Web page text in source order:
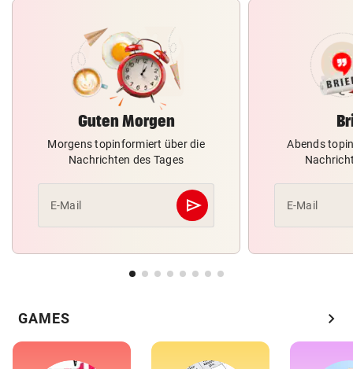
Guten Morgen
Morgens topinformiert über die
Nachrichten des Tages
E-Mail send
Abschicken
Abends
E-Mail
GAMES chevron_right